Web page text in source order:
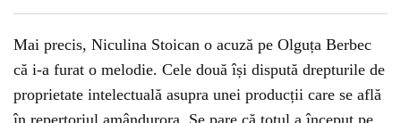
Mai precis, Niculina Stoican o acuză pe Olguța Berbec
că i-a furat o melodie. Cele două își dispută drepturile de
proprietate intelectuală asupra unei producții care se află
în repertoriul amândurora. Se pare că totul a început pe